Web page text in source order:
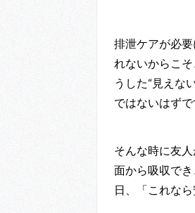
排泄ケアが必
れないからこ
うした“見えな
ではないはずで
そんな時に友
面から吸収で
日、「これな